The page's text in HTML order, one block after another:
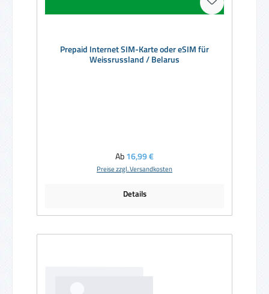
Prepaid Internet SIM-Karte oder eSIM für
Weissrussland / Belarus
Regulärer Preis:
Ab16,99 €
Preise zzgl. Versandkosten
Details